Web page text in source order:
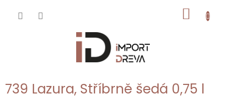
KOŠÍK
739 Lazura, Stříbrně šedá 0,75 l